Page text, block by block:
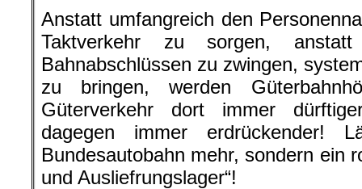
Anstatt umfangreich den
Taktverkehr zu sorgen,
Bahnabschlüssen zu zwingen,
zu bringen, werden
Güterverkehr dort immer
dagegen immer erdrückender!
Bundesautobahn mehr, sondern ein
und Ausliefrungslager“!